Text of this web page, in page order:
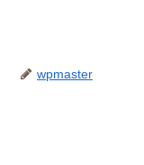
wpmaster